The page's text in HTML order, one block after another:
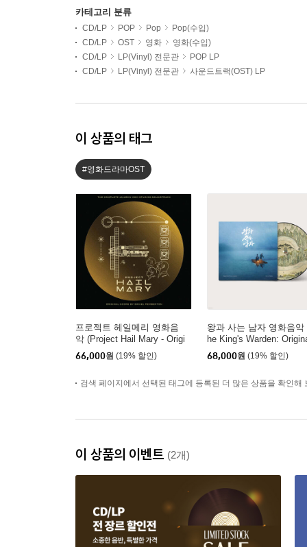
카테고리 분류
CD/LP POP Pop
Pop(수입)
CD/LP
OST 영화
영화(수입)
CD/LP
LP(Vinyl) 전문관
POP LP
CD/LP
LP(Vinyl) 전문관 사운드트랙(OST) LP
이 상품의 태그
#영화드라마OST
프로젝트 헤일메리 영화음
악 (Project Hail Mary - Origi
nal Soundtrack)
66,000원 (19% 할인)
왕과 사는 남자 영화음악
he King's Warden:
Motion Picture
Music By 달파란) [픽쳐
68,000원 (19% 할인)
검색 페이지에서 선택된 태그에 등록된 더 많은 상품을 확인해
이 상품의 이벤트 (2개)